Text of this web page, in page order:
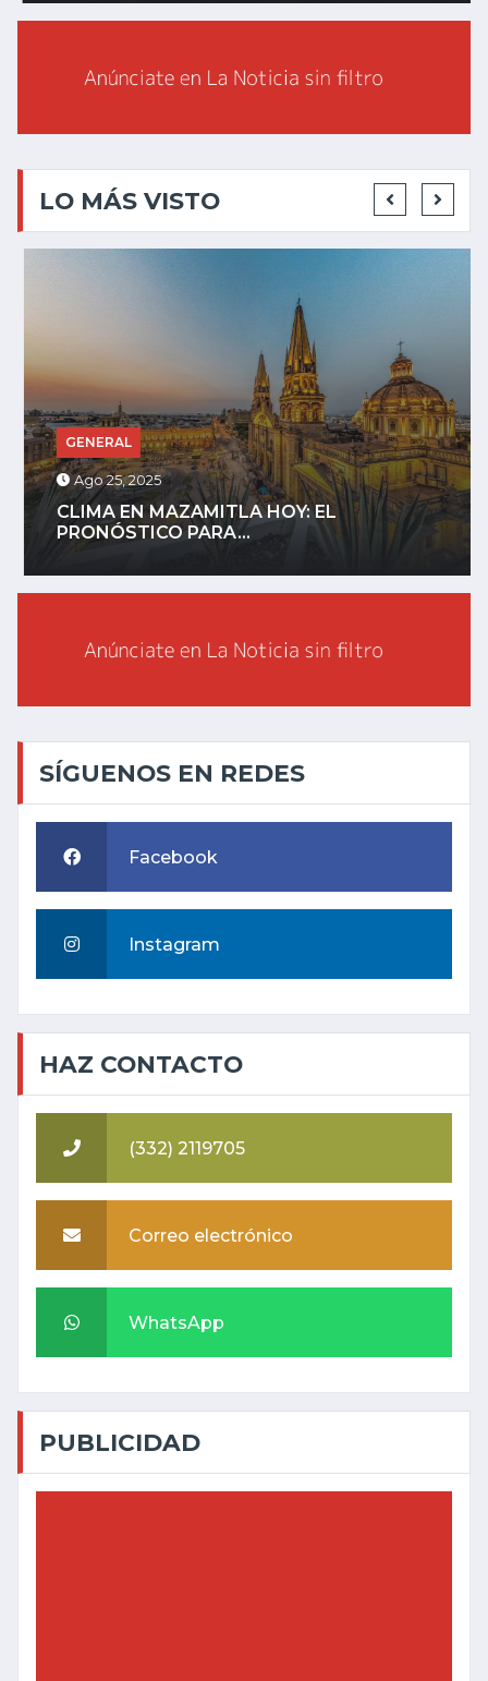
LO MÁS VISTO
GENERAL
Ago 25, 2025
CLIMA EN MAZAMITLA HOY: EL
PRONÓSTICO PARA...
SÍGUENOS EN REDES
Facebook
Instagram
HAZ CONTACTO
(332) 2119705
Correo electrónico
WhatsApp
PUBLICIDAD